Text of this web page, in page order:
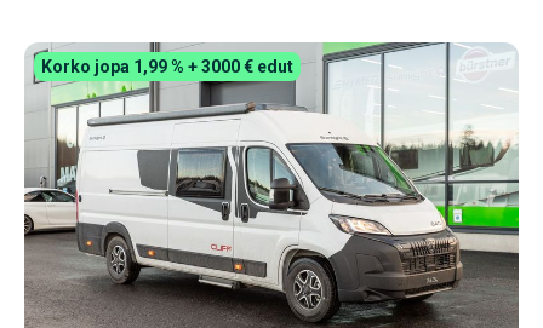
Korko jopa 1,99 % + 3000 € edut